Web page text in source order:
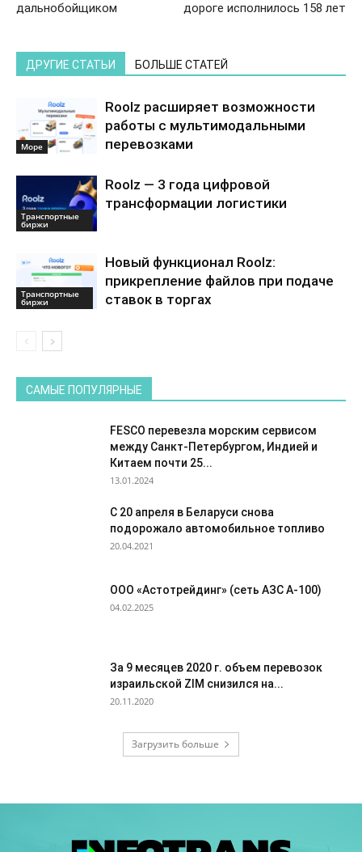
дальнобойщиком
дороге исполнилось 158 лет
ДРУГИЕ СТАТЬИ БОЛЬШЕ СТАТЕЙ
Море
Roolz расширяет возможности
работы с мультимодальными
перевозками
Транспортные
биржи
Roolz — 3 года цифровой
трансформации логистики
Транспортные
биржи
Новый функционал Roolz:
прикрепление файлов при подаче
ставок в торгах
САМЫЕ ПОПУЛЯРНЫЕ
FESCO перевезла морским сервисом
между Санкт-Петербургом, Индией и
Китаем почти 25...
13.01.2024
С 20 апреля в Беларуси снова
подорожало автомобильное топливо
20.04.2021
ООО «Астотрейдинг» (сеть АЗС А-100)
04.02.2025
За 9 месяцев 2020 г. объем перевозок
израильской ZIM снизился на...
20.11.2020
Загрузить больше